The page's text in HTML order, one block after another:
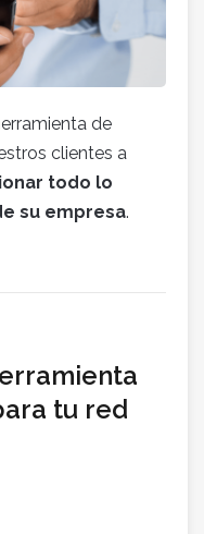
de
clientes a
todo lo
su empresa.
tu red